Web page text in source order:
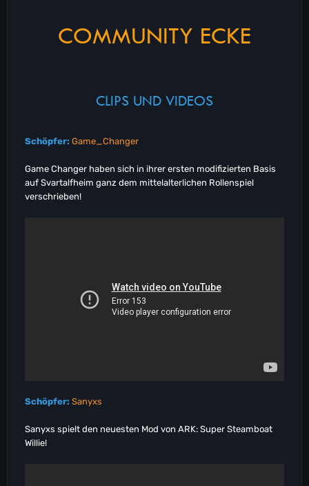
COMMUNITY ECKE
CLIPS UND VIDEOS
Schöpfer: Game_Changer
Game Changer haben sich in ihrer ersten modifizierten Basis
auf Svartalfheim ganz dem mittelalterlichen Rollenspiel
verschrieben!
Schöpfer: Sanyxs
Sanyxs spielt den neuesten Mod von ARK: Super Steamboat
Willie!